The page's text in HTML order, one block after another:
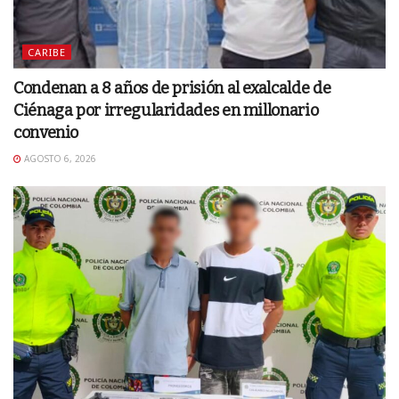
CARIBE
Condenan a 8 años de prisión al exalcalde de
Ciénaga por irregularidades en millonario
convenio
AGOSTO 6, 2026